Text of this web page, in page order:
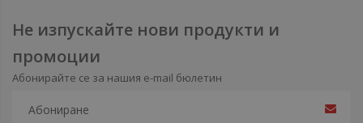
Не изпускайте нови продукти и
промоции
Абонирайте се за нашия e-mail бюлетин